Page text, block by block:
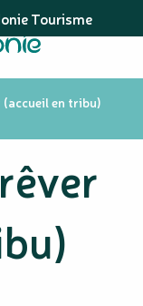
Tourisme
(accueil en tribu)